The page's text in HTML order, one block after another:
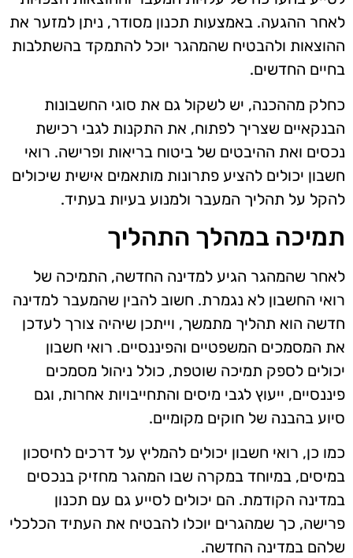
לאחר ההגעה. באמצעות תכנון מסודר, ניתן למזער את
ההוצאות ולהבטיח שהמהגר יוכל להתמקד בהשתלבות
בחיים החדשים.
כחלק מההכנה, יש לשקול גם את סוגי החשבונות
הבנקאיים שצריך לפתוח, את התקנות לגבי רכישת
נכסים ואת ההיבטים של ביטוח בריאות ופרישה. רואי
חשבון יכולים להציע פתרונות מותאמים אישית שיכולים
להקל על תהליך המעבר ולמנוע בעיות בעתיד.
תמיכה במהלך התהליך
לאחר שהמהגר הגיע למדינה החדשה, התמיכה של
רואי החשבון לא נגמרת. חשוב להבין שהמעבר למדינה
חדשה הוא תהליך מתמשך, וייתכן שיהיה צורך לעדכן
את המסמכים המשפטיים והפיננסיים. רואי חשבון
יכולים לספק תמיכה שוטפת, כולל ניהול מסמכים
פיננסיים, ייעוץ לגבי מיסים והתחייבויות אחרות, וגם
סיוע בהבנה של חוקים מקומיים.
כמו כן, רואי חשבון יכולים להמליץ על דרכים לחיסכון
במיסים, במיוחד במקרה שבו המהגר מחזיק בנכסים
במדינה הקודמת. הם יכולים לסייע גם עם תכנון
פרישה, כך שמהגרים יוכלו להבטיח את העתיד הכלכלי
שלהם במדינה החדשה.